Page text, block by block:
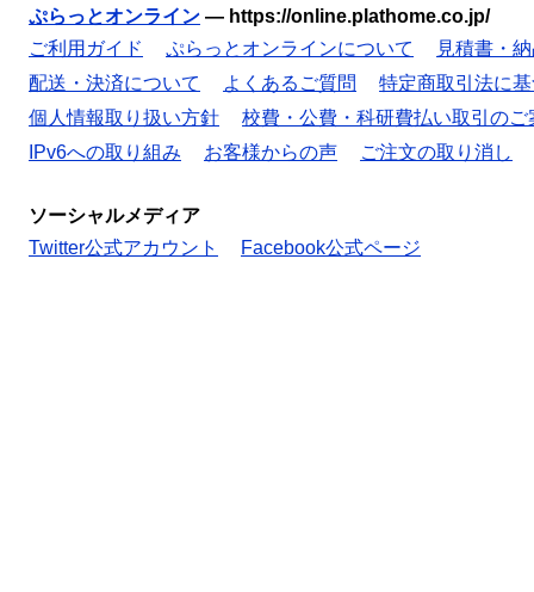
ぷらっとオンライン — https://online.plathome.co.jp/
ご利用ガイド
ぷらっとオンラインについて
見積書・
配送・決済について
よくあるご質問
特定商取引法に
個人情報取り扱い方針
校費・公費・科研費払い取引のご
IPv6への取り組み
お客様からの声 ご注文の取り消し
ソーシャルメディア
Twitter公式アカウント
Facebook公式ページ